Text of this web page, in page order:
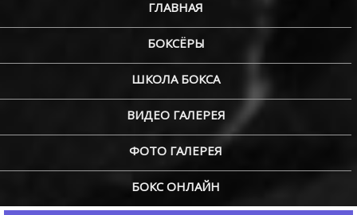
ГЛАВНАЯ
БОКСЁРЫ
ШКОЛА БОКСА
ВИДЕО ГАЛЕРЕЯ
ФОТО ГАЛЕРЕЯ
БОКС ОНЛАЙН